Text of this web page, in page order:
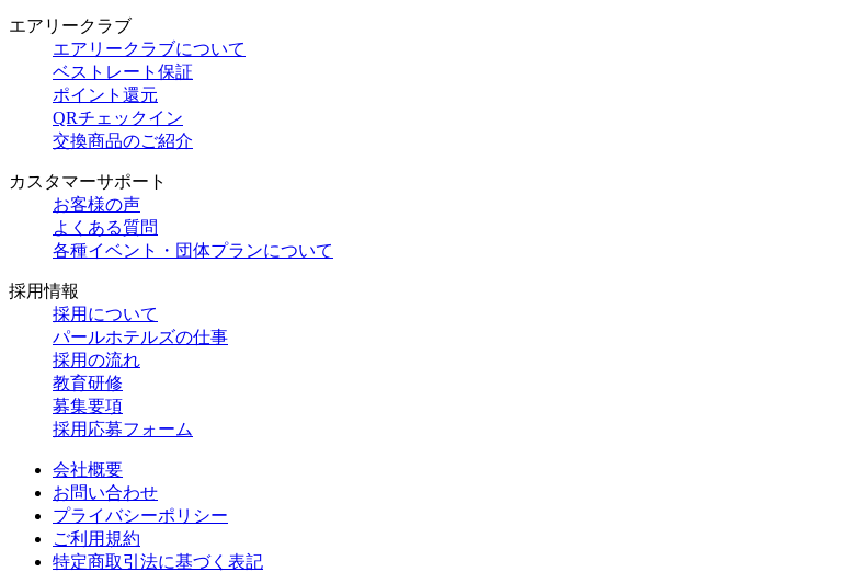
エアリークラブ
エアリークラブについて
ベストレート保証
ポイント還元
QRチェックイン
交換商品のご紹介
カスタマーサポート
お客様の声
よくある質問
各種イベント・団体プランについて
採用情報
採用について
パールホテルズの仕事
採用の流れ
教育研修
募集要項
採用応募フォーム
会社概要
お問い合わせ
プライバシーポリシー
ご利用規約
特定商取引法に基づく表記